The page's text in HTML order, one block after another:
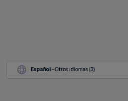
Español - Otros idiomas (3)